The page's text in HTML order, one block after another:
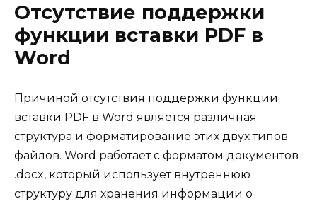
Отсутствие поддержки
функции вставки PDF в
Word
Причиной отсутствия поддержки функции
вставки PDF в Word является различная
структура и форматирование этих двух типов
файлов. Word работает с форматом документов
.docx, который использует внутреннюю
структуру для хранения информации о